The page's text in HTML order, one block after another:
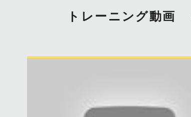
トレーニング動画